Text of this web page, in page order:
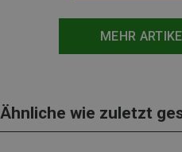
MEHR
Ähnliche wie zuletzt